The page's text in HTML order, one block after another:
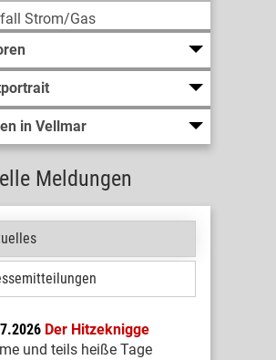
Strom/Gas
in Vellmar
Meldungen
Der Hitzeknigge
und teils heiße Tage